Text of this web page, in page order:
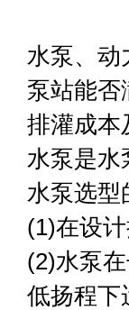
水泵、动
泵站能否
排灌成本
水泵是水
水泵选型
(1)在设
(2)水泵
低扬程下